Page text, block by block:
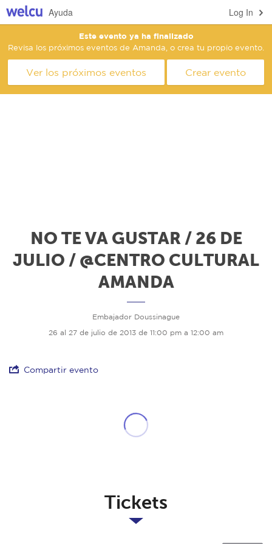
Log In
Ayuda
Este evento ya ha finalizado
Revisa los próximos eventos de Amanda, o crea tu propio evento.
Ver los próximos eventos Crear evento
NO TE VA GUSTAR / 26 DE
JULIO / @CENTRO CULTURAL
AMANDA
Embajador Doussinague
26 al 27 de julio de 2013 de 11:00 pm a 12:00 am
Compartir evento
Tickets